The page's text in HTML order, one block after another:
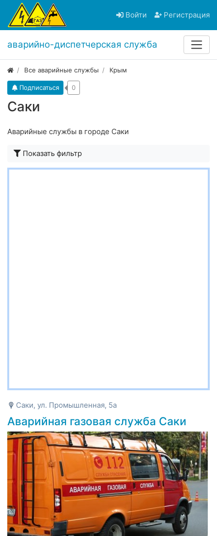
Войти Регистрация
аварийно-диспетчерская служба
Все аварийные службы Крым
Саки
Подписаться 0
Аварийные службы в городе Саки
Показать фильтр
Саки, ул. Промышленная, 5а
Аварийная газовая служба Саки